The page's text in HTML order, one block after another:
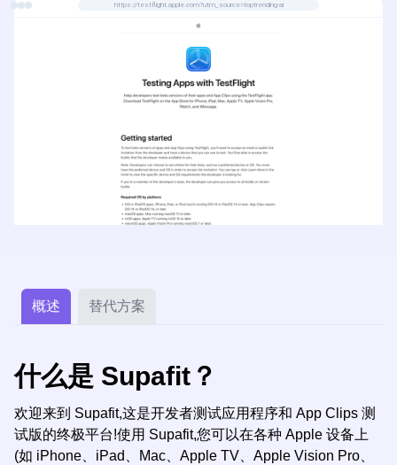
https://testflight.apple.com?utm_source=toptrending-ai
概述 替代方案
什么是 Supafit？
欢迎来到 Supafit,这是开发者测试应用程序和 App Clips 测
试版的终极平台!使用 Supafit,您可以在各种 Apple 设备上
(如 iPhone、iPad、Mac、Apple TV、Apple Vision Pro、